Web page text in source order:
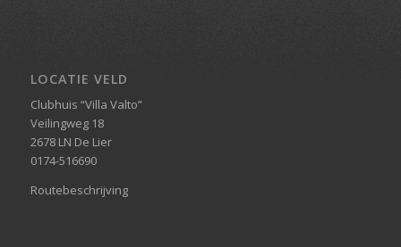
LOCATIE VELD
Clubhuis “Villa Valto”
Veilingweg 18
2678 LN De Lier
0174-516690
Routebeschrijving